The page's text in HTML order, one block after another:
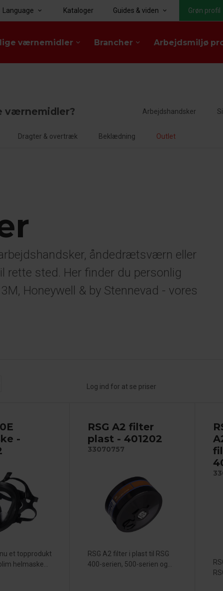
værnemidler keyboard_arrow_down Brancher keyboard_arrow_down Arbejdsmiljø
Language keyboard_arrow_down Kataloger Guides & viden keyboard_arrow_down Grøn profil
værnemidler? Arbejdshandsker
Dragter & overtræk Beklædning Outlet
åndedrætsværn eller
rette sted. Her finder du personlig
Honeywell & by Stennevad - vores
Log ind for at se priser
-
et topprodukt
helmaske...
RSG A2 filter
plast - 401202
33070757
RSG A2 filter i plast til RSG
400-serien, 500-serien og...